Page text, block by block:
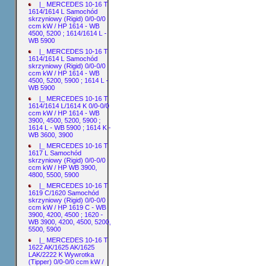
|_ MERCEDES 10-16 T
1614/1614 L Samochód
skrzyniowy (Rigid) 0/0-0/0
ccm kW / HP 1614 - WB
4500, 5200 ; 1614/1614 L -
WB 5900
|_ MERCEDES 10-16 T
1614/1614 L Samochód
skrzyniowy (Rigid) 0/0-0/0
ccm kW / HP 1614 - WB
4500, 5200, 5900 ; 1614 L -
WB 5900
|_ MERCEDES 10-16 T
1614/1614 L/1614 K 0/0-0/0
ccm kW / HP 1614 - WB
3900, 4500, 5200, 5900 ;
1614 L - WB 5900 ; 1614 K -
WB 3600, 3900
|_ MERCEDES 10-16 T
1617 L Samochód
skrzyniowy (Rigid) 0/0-0/0
ccm kW / HP WB 3900,
4800, 5500, 5900
|_ MERCEDES 10-16 T
1619 C/1620 Samochód
skrzyniowy (Rigid) 0/0-0/0
ccm kW / HP 1619 C - WB
3900, 4200, 4500 ; 1620 -
WB 3900, 4200, 4500, 5200,
5500, 5900
|_ MERCEDES 10-16 T
1622 AK/1625 AK/1625
LAK/2222 K Wywrotka
(Tipper) 0/0-0/0 ccm kW /